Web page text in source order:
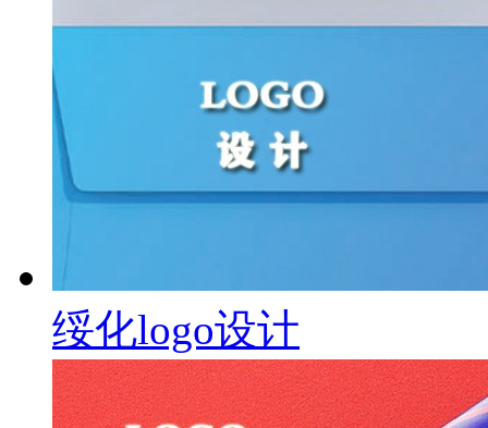
绥化logo设计